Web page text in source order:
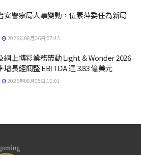
安警察局人事變動，伍素萍委任為新局
2026年08月06日 07:43
網上博彩業務帶動 Light & Wonder 2026
增長經調整 EBITDA 達 3.83 億美元
2026年08月05日 10:01